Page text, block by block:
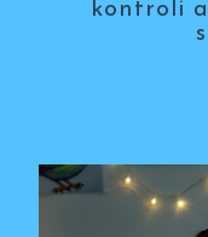
kontroli